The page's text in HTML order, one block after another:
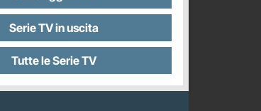
Serie TV in uscita
Tutte le Serie TV